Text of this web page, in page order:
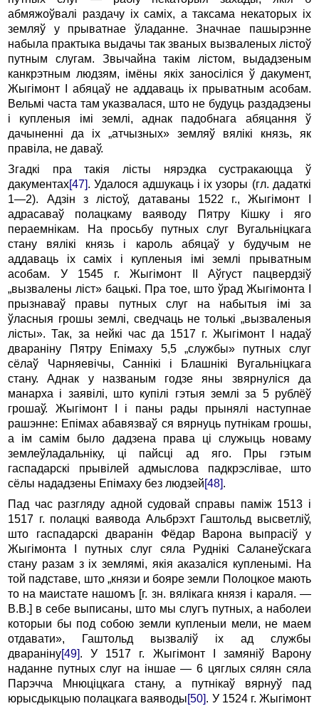
абмяжоўвалі раздачу іх саміх, а таксама некаторых іх
земляў у прыватнае ўладанне. Значнае пашырэнне
набыла практыка выдачы так званых вызваленых лістоў
путным слугам. Звычайна такім лістом, выдадзеным
канкрэтным людзям, імёны якіх заносіліся ў дакумент,
Жыгімонт I абяцаў не аддаваць іх прыватным асобам.
Вельмі часта там указвалася, што не будуць раздадзены
і купленыя імі землі, аднак падобнага абяцання ў
дачыненні да іх „атчызных» земляў вялікі князь, як
правіла, не даваў.
Згадкі пра такія лісты нярэдка сустракаюцца ў
дакументах[47]. Удалося адшукаць і іх узоры (гл. дадаткі
1—2). Адзін з лістоў, датаваны 1522 г., Жыгімонт I
адрасаваў полацкаму ваяводу Пятру Кішку і яго
пераемнікам. На просьбу путных слуг Вугальніцкага
стану вялікі князь і кароль абяцаў у будучым не
аддаваць іх саміх і купленыя імі землі прыватным
асобам. У 1545 г. Жыгімонт II Аўгуст пацвердзіў
„вызвалены ліст» бацькі. Пра тое, што ўрад Жыгімонта I
прызнаваў правы путных слуг на набытыя імі за
ўласныя грошы землі, сведчаць не толькі „вызваленыя
лісты». Так, за нейкі час да 1517 г. Жыгімонт I надаў
двараніну Пятру Епімаху 5,5 „службы» путных слуг
сёлаў Чарняевічы, Саннікі і Блашнікі Вугальніцкага
стану. Аднак у названым годзе яны звярнуліся да
манарха і заявілі, што купілі гэтыя землі за 5 рублёў
грошаў. Жыгімонт I і паны рады прынялі наступнае
рашэнне: Епімах абавязваў ся вярнуць путнікам грошы,
а ім самім было дадзена права ці служыць новаму
землеўладальніку, ці пайсці ад яго. Пры гэтым
гаспадарскі прывілей адмыслова падкрэслівае, што
сёлы нададзены Епімаху без людзей[48].
Пад час разгляду адной судовай справы паміж 1513 і
1517 г. полацкі ваявода Альбрэхт Гаштольд высветліў,
што гаспадарскі дваранін Фёдар Варона выпрасіў у
Жыгімонта I путных слуг сяла Руднікі Саланеўскага
стану разам з іх землямі, якія аказаліся купленымі. На
той падставе, што „князи и бояре земли Полоцкое мають
то на маистате нашомъ [г. зн. вялікага князя і караля. —
В.В.] в себе выписаны, што мы слугъ путных, а наболеи
которыи бы под собою земли купленыи мели, не маем
отдавати», Гаштольд вызваліў іх ад службы
двараніну[49]. У 1517 г. Жыгімонт I замяніў Варону
наданне путных слуг на іншае — 6 цяглых сялян сяла
Парэчча Мнюціцкага стану, а путнікаў вярнуў пад
юрысдыкцыю полацкага ваяводы[50]. У 1524 г. Жыгімонт